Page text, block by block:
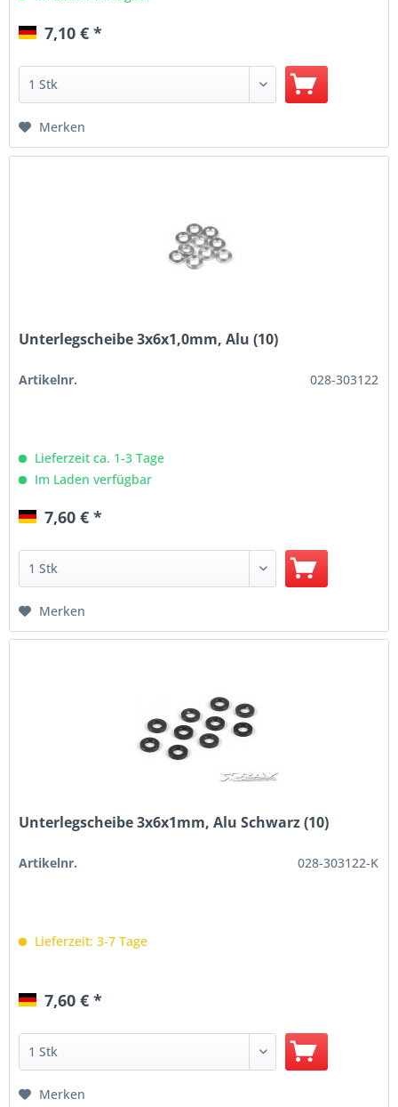
7,10 € *
Merken
Unterlegscheibe 3x6x1,0mm, Alu (10)
Artikelnr. 028-303122
Lieferzeit ca. 1-3 Tage
Im Laden verfügbar
7,60 € *
Merken
Unterlegscheibe 3x6x1mm, Alu Schwarz (10)
Artikelnr. 028-303122-K
Lieferzeit: 3-7 Tage
7,60 € *
Merken